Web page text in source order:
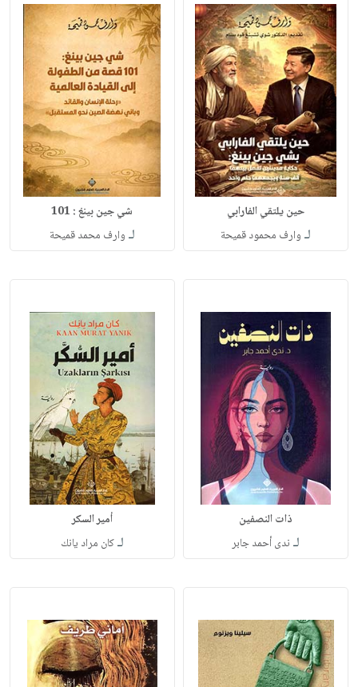
حين يلتقي الفارابي
لـ وارف محمود قميحة
شي جين بينغ : 101
لـ وارف محمد قميحة
ذات النصفين
لـ ندى أحمد جابر
أمير السكر
لـكان مراد يانك